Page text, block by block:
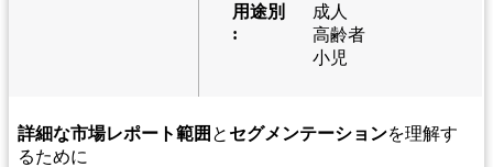
用途別
:
成人
高齢者
小児
詳細な市場レポート範囲 と セグメンテーションを理解す
るために